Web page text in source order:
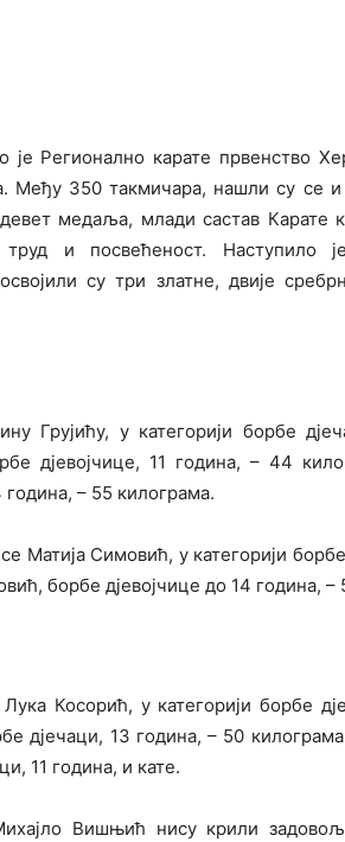
је Регионално карате првенство
Међу 350 такмичара, нашли су се и
медаља, млади састав Карате
труд и посвећеност. Наступило
су три златне, двије
Грујићу, у категорији борбе
дјевојчице, 11 година, – 44
година, – 55 килограма.
Матија Симовић, у категорији
борбе дјевојчице до 14 година, –
Косорић, у категорији борбе
дјечаци, 13 година, – 50
11 година, и кате.
Вишњић нису крили